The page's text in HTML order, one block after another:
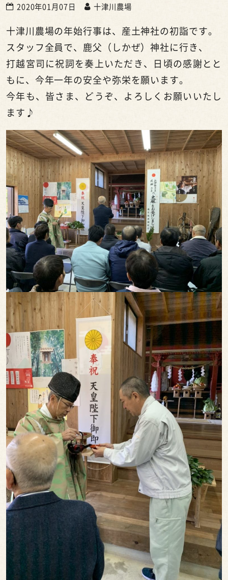
2020年01月07日 十津川農場
十津川農場の年始行事は、産土神社の初詣です。
スタッフ全員で、鹿父（しかぜ）神社に行き、
打越宮司に祝詞を奏上いただき、日頃の感謝とと
もに、今年一年の安全や弥栄を願います。
今年も、皆さま、どうぞ、よろしくお願いいたし
ます♪